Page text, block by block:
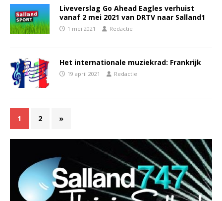
Liveverslag Go Ahead Eagles verhuist
vanaf 2 mei 2021 van DRTV naar Salland1
1 mei 2021 Redactie
Het internationale muziekrad: Frankrijk
19 april 2021 Redactie
1 2 »